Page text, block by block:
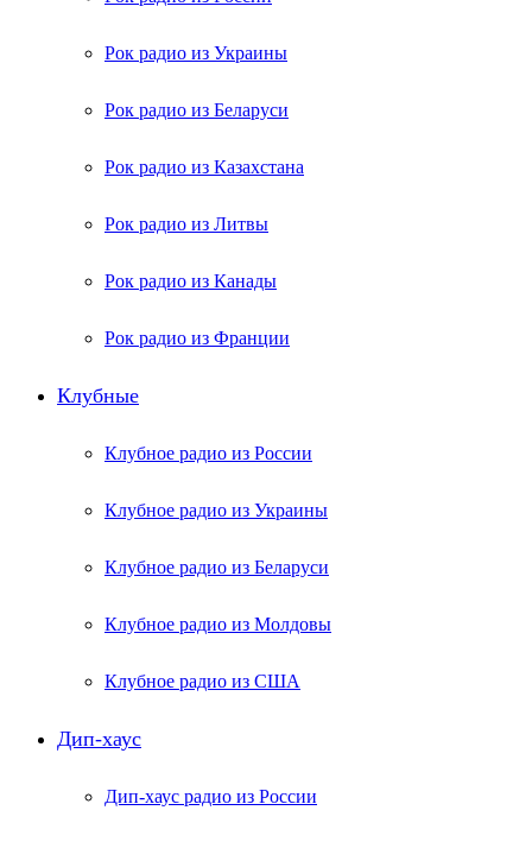
Рок радио из Украины
Рок радио из Беларуси
Рок радио из Казахстана
Рок радио из Литвы
Рок радио из Канады
Рок радио из Франции
Клубные
Клубное радио из России
Клубное радио из Украины
Клубное радио из Беларуси
Клубное радио из Молдовы
Клубное радио из США
Дип-хаус
Дип-хаус радио из России